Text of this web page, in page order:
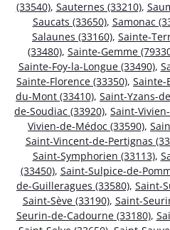
(33540), Sauternes (33210),
Saucats (33650), Samonac
Salaunes (33160), Sainte-
(33480), Sainte-Gemme
Sainte-Foy-la-Longue (33490),
Sainte-Florence (33350), Sainte-
du-Mont (33410), Saint-Yzans-
de-Soudiac (33920), Saint-
Vivien-de-Médoc (33590),
Saint-Vincent-de-Pertignas
Saint-Symphorien (33113),
(33450), Saint-Sulpice-de-
de-Guilleragues (33580), Saint-
Saint-Sève (33190), Saint-
Seurin-de-Cadourne (33180),